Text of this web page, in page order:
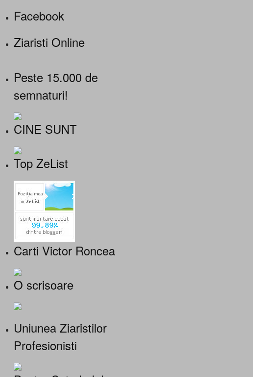
Facebook
Ziaristi Online
Peste 15.000 de
semnaturi!
CINE SUNT
Top ZeList
Carti Victor Roncea
O scrisoare
Uniunea Ziaristilor
Profesionisti